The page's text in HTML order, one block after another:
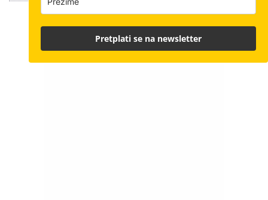
Pretplati se na newsletter